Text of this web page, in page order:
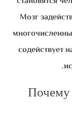
Мозг
содействует
Почему